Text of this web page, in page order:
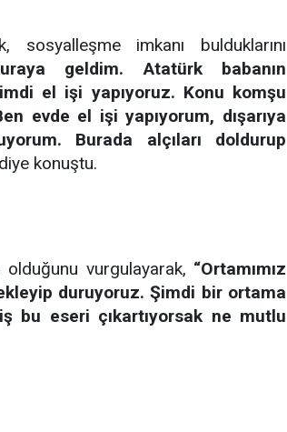
imkanı bulduklarını
geldim. Atatürk babanın
el işi yapıyoruz. Konu komşu
evde el işi yapıyorum, dışarıya
Burada alçıları doldurup
diye konuştu.
vurgulayarak, “Ortamımız
duruyoruz. Şimdi bir ortama
bu eseri çıkartıyorsak ne mutlu